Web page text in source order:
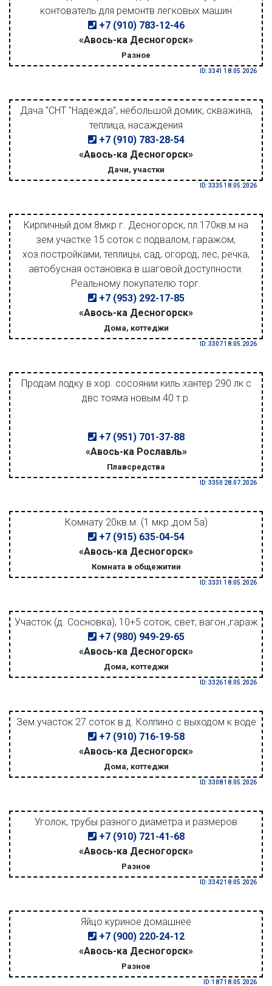
контователь для ремонтв легковых машин
+7 (910) 783-12-46
«Авось-ка Десногорск»
Разное
ID: 3341 18.05.2026
Дача "СНТ "Надежда", небольшой домик, скважина,
теплица, насаждения
+7 (910) 783-28-54
«Авось-ка Десногорск»
Дачи, участки
ID: 3335 18.05.2026
Кирпичный дом 8мкр г. Десногорск, пл.170кв.м на
зем.участке 15 соток с подвалом, гаражом,
хоз.постройками, теплицы, сад, огород, лес, речка,
автобусная остановка в шаговой доступности.
Реальному покупателю торг.
+7 (953) 292-17-85
«Авось-ка Десногорск»
Дома, коттеджи
ID: 3307 18.05.2026
Продам лодку в хор. сосоянии киль хантер 290 лк с
двс тояма новым 40 т.р.
+7 (951) 701-37-88
«Авось-ка Рославль»
Плавсредства
ID: 3350 28.07.2026
Комнату 20кв.м. (1 мкр.,дом 5а)
+7 (915) 635-04-54
«Авось-ка Десногорск»
Комната в общежитии
ID: 3331 18.05.2026
Участок (д. Сосновка), 10+5 соток, свет, вагон.,гараж
+7 (980) 949-29-65
«Авось-ка Десногорск»
Дома, коттеджи
ID: 3326 18.05.2026
Зем.участок 27 соток в д. Колпино с выходом к воде
+7 (910) 716-19-58
«Авось-ка Десногорск»
Дома, коттеджи
ID: 3308 18.05.2026
Уголок, трубы разного диаметра и размеров
+7 (910) 721-41-68
«Авось-ка Десногорск»
Разное
ID: 3342 18.05.2026
Яйцо куриное домашнее
+7 (900) 220-24-12
«Авось-ка Десногорск»
Разное
ID: 187 18.05.2026